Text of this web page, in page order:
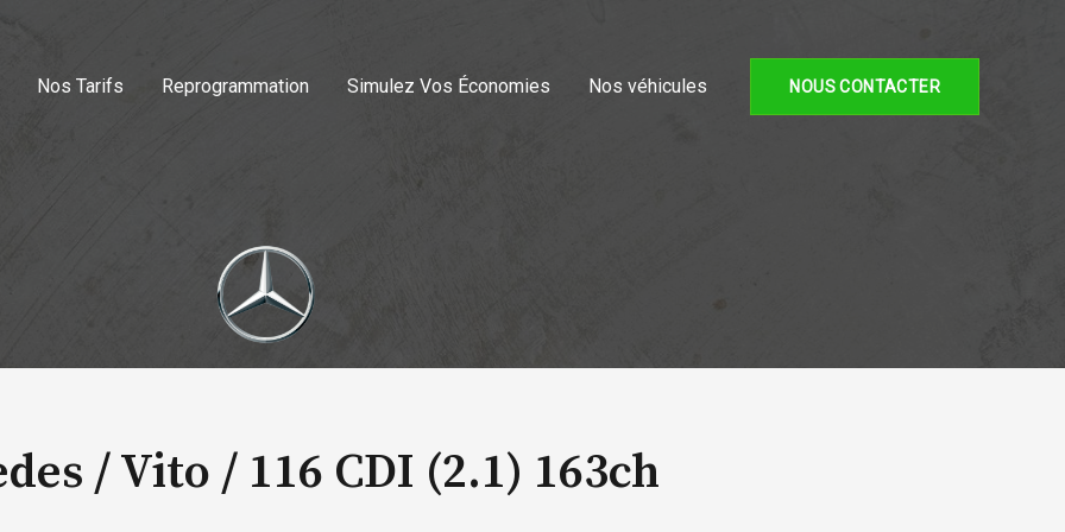
Nos Tarifs Reprogrammation Simulez Vos Économies Nos véhicules NOUS CONTACTER
/ Vito / 116 CDI (2.1) 163ch